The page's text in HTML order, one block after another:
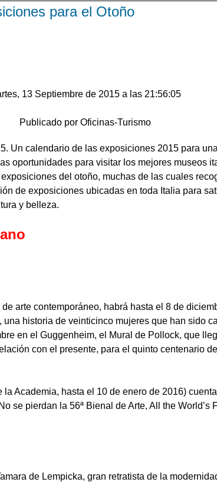
para el Otoño
13 Septiembre de 2015 a las 21:56:05
Publicado por Oficinas-Turismo
Un calendario de las exposiciones 2015 para
oportunidades para visitar los mejores museos
del otoño, muchas de las cuales
de exposiciones ubicadas en toda Italia para
y belleza.
arte contemporáneo, habrá hasta el 8 de
historia de veinticinco mujeres que han sido
en el Guggenheim, el Mural de Pollock, que
con el presente, para el quinto centenario
Academia, hasta el 10 de enero de 2016)
se pierdan la 56ª Bienal de Arte, All the World’s
de Lempicka, gran retratista de la